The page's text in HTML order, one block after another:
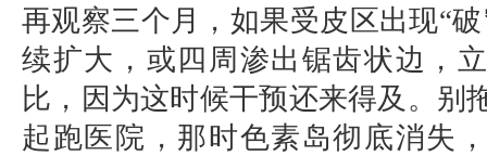
再观察三个月，如果受皮区出现“
续扩大，或四周渗出锯齿状边，
比，因为这时候干预还来得及。别
起跑医院，那时色素岛彻底消失